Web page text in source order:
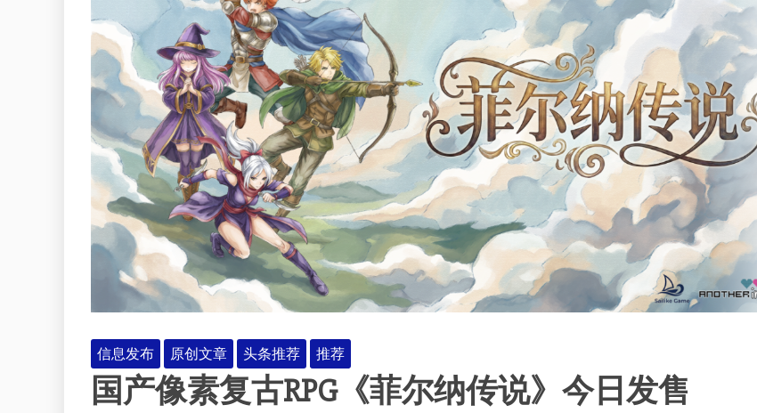
信息发布 原创文章 头条推荐 推荐
国产像素复古RPG《菲尔纳传说》今日发售